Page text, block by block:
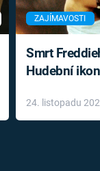
ZAJÍMAVOSTI
Smrt
Hudební
léky
24. listopadu